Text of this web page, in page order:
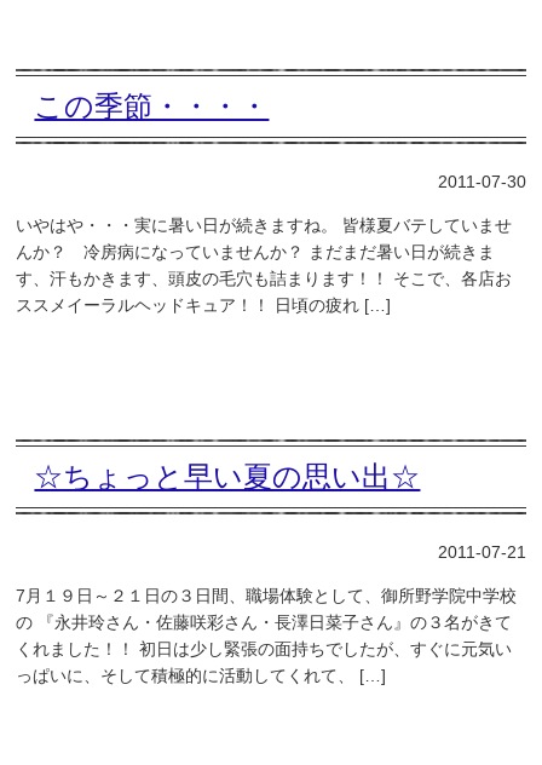
この季節・・・・
2011-07-30
いやはや・・・実に暑い日が続きますね。 皆様夏バテしていませ
んか？ 冷房病になっていませんか？ まだまだ暑い日が続きま
す、汗もかきます、頭皮の毛穴も詰まります！！ そこで、各店お
ススメイーラルヘッドキュア！！ 日頃の疲れ […]
☆ちょっと早い夏の思い出☆
2011-07-21
7月１９日～２１日の３日間、職場体験として、御所野学院中学校
の 『永井玲さん・佐藤咲彩さん・長澤日菜子さん』の３名がきて
くれました！！ 初日は少し緊張の面持ちでしたが、すぐに元気い
っぱいに、そして積極的に活動してくれて、 […]